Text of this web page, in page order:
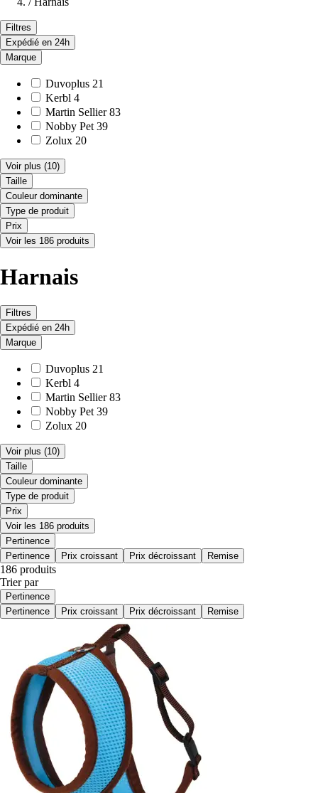
Filtres
Expédié en 24h
Marque
Duvoplus 21
Kerbl 4
Martin Sellier 83
Nobby Pet 39
Zolux 20
Voir plus (10)
Taille
Couleur dominante
Type de produit
Prix
Voir les 186 produits
Harnais
Filtres
Expédié en 24h
Marque
Duvoplus 21
Kerbl 4
Martin Sellier 83
Nobby Pet 39
Zolux 20
Voir plus (10)
Taille
Couleur dominante
Type de produit
Prix
Voir les 186 produits
Pertinence
Pertinence
Prix croissant Prix décroissant Remise
186 produits
Trier par
Pertinence
Pertinence
Prix croissant Prix décroissant Remise